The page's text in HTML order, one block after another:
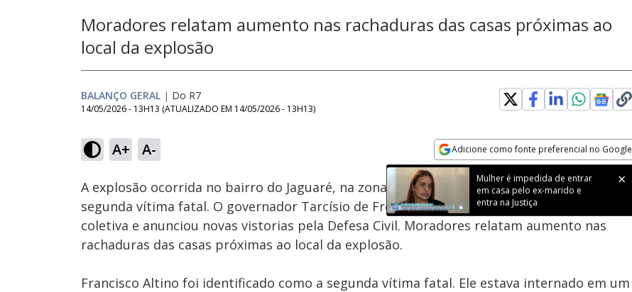
Moradores relatam aumento nas rachaduras das casas próximas ao
local da explosão
BALANÇO GERAL | Do R7
14/05/2026 - 13H13 (ATUALIZADO EM 14/05/2026 - 13H13)
A+ A- Adicione como fonte preferencial no Google
Opens in new window
Mulher é impedida de entrar
em casa pelo ex-marido e
entra na Justiça
Ativar
Som
Velocidade
A explosão ocorrida no bairro do Jaguaré, na zona oeste de São Paulo, resultou em uma
segunda vítima fatal. O governador Tarcísio de Freitas confirmou a informação durante
coletiva e anunciou novas vistorias pela Defesa Civil. Moradores relatam aumento nas
rachaduras das casas próximas ao local da explosão.
Francisco Altino foi identificado como a segunda vítima fatal. Ele estava internado em um